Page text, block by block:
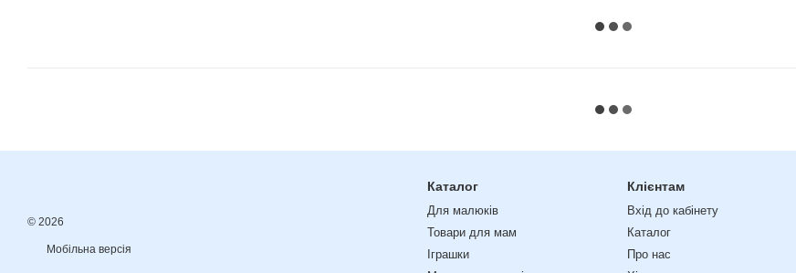
© 2026
Мобільна версія
Каталог
Для малюків
Товари для мам
Іграшки
Клієнтам
Вхід до кабінету
Каталог
Про нас